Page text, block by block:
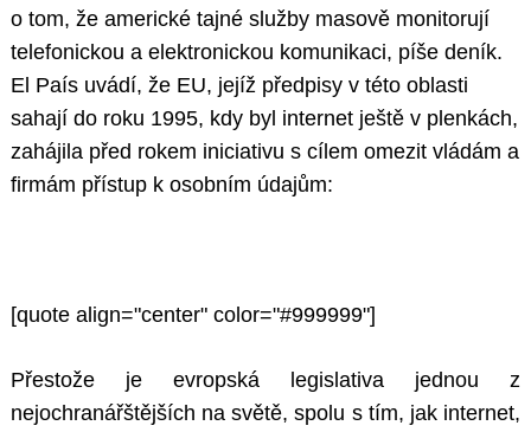
o tom, že americké tajné služby masově monitorují
telefonickou a elektronickou komunikaci, píše deník.
El País uvádí, že EU, jejíž předpisy v této oblasti
sahají do roku 1995, kdy byl internet ještě v plenkách,
zahájila před rokem iniciativu s cílem omezit vládám a
firmám přístup k osobním údajům:
[quote align="center" color="#999999"]
Přestože je evropská legislativa jednou z
nejochranářštějších na světě, spolu s tím, jak internet,